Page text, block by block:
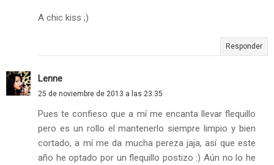
A chic kiss ;)
Responder
Lenne
25 de noviembre de 2013 a las 23:35
Pues te confieso que a mí me encanta llevar flequillo
pero es un rollo el mantenerlo siempre limpio y bien
cortado, a mí me da mucha pereza jaja, así que este
año he optado por un flequillo postizo :) Aún no lo he